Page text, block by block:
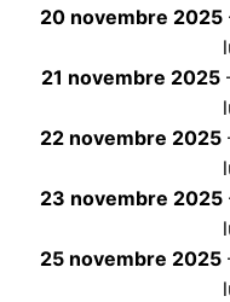
20 novembre 2025
21 novembre 2025
22 novembre 2025
23 novembre 2025
25 novembre 2025